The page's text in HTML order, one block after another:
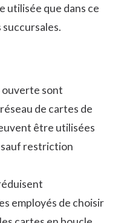
utilisée que dans ce
ouverte sont
de cartes de
être utilisées
sauf restriction
employés de choisir